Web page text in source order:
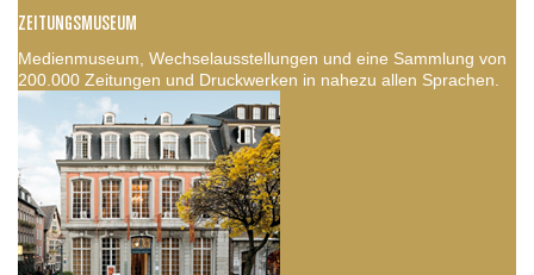
ZEITUNGSMUSEUM
Medienmuseum, Wechselausstellungen und eine Sammlung von
200.000 Zeitungen und Druckwerken in nahezu allen Sprachen.